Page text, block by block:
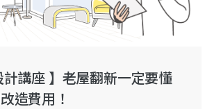
計講座 】老屋翻新一定要懂
造費用！